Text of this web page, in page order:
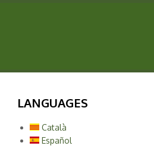
LANGUAGES
Català
Español